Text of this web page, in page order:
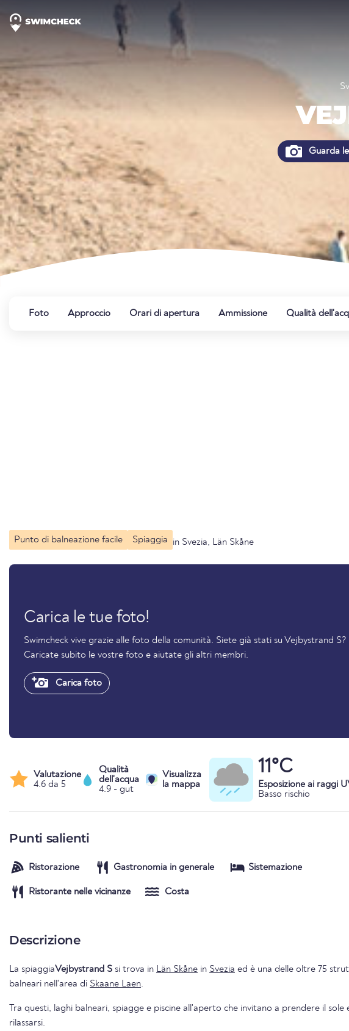
Guarda
Foto Approccio Orari di apertura Ammissione Qualità
Punto di balneazione facile Spiaggia in Svezia, Län Skåne
Carica le tue foto!
Swimcheck vive grazie alle foto della comunità. Siete già stati su Vejbystrand
Caricate subito le vostre foto e aiutate gli altri membri.
Carica foto
Valutazione
4.6 da 5
Qualità
dell'acqua
4.9 - gut
Visualizza
la mappa
11°C
Esposizione ai raggi
Basso rischio
Punti salienti
Ristorazione Gastronomia in generale Sistemazione
Ristorante nelle vicinanze Costa
Descrizione
La spiaggiaVejbystrand S si trova in Län Skåne in Svezia ed è una delle oltre 75
balneari nell'area di Skaane Laen.
Tra questi, laghi balneari, spiagge e piscine all'aperto che invitano a prendere il sole
rilassarsi.